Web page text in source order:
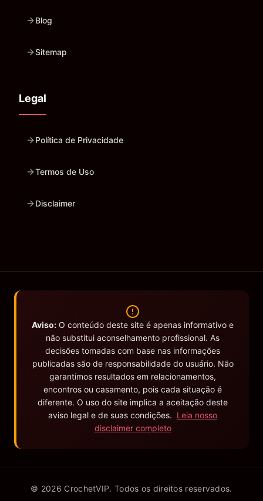
Blog
Sitemap
Legal
Política de Privacidade
Termos de Uso
Disclaimer
Aviso: O conteúdo deste site é apenas informativo e
não substitui aconselhamento profissional. As
decisões tomadas com base nas informações
publicadas são de responsabilidade do usuário. Não
garantimos resultados em relacionamentos,
encontros ou casamento, pois cada situação é
diferente. O uso do site implica a aceitação deste
aviso legal e de suas condições. Leia nosso
disclaimer completo
© 2026 CrochetVIP. Todos os direitos reservados.